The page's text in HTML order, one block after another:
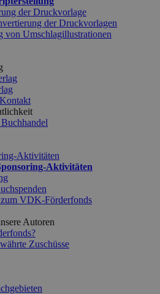
der Druckvorlage
der Druckvorlagen
von Umschlagillustrationen
Aktivitäten
Aktivitäten
zum VDK-Förderfonds
Autoren
Zuschüsse